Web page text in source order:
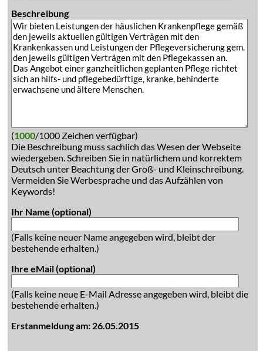
Beschreibung
(1000/1000 Zeichen verfügbar)
Die Beschreibung muss sachlich das Wesen der Webseite
wiedergeben. Schreiben Sie in natürlichem und korrektem
Deutsch unter Beachtung der Groß- und Kleinschreibung.
Vermeiden Sie Werbesprache und das Aufzählen von
Keywords!
Ihr Name (optional)
(Falls keine neuer Name angegeben wird, bleibt der
bestehende erhalten.)
Ihre eMail (optional)
(Falls keine neue E-Mail Adresse angegeben wird, bleibt die
bestehende erhalten.)
Erstanmeldung am: 26.05.2015